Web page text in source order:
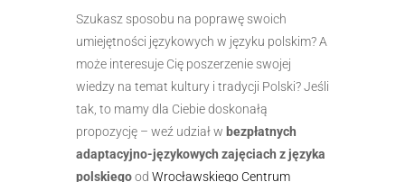
Szukasz sposobu na poprawę swoich
umiejętności językowych w języku polskim? A
może interesuje Cię poszerzenie swojej
wiedzy na temat kultury i tradycji Polski? Jeśli
tak, to mamy dla Ciebie doskonałą
propozycję – weź udział w bezpłatnych
adaptacyjno-językowych zajęciach z języka
polskiegood Wrocławskiego Centrum